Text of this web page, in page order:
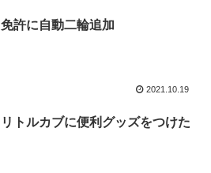
免許に自動二輪追加
2021.10.19
リトルカブに便利グッズをつけた